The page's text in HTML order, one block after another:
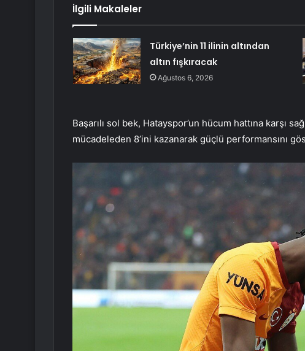
İlgili Makaleler
Türkiye’nin 11 ilinin altından
altın fışkıracak
Ağustos 6, 2026
Başarılı sol bek, Hatayspor’un hücum hattına karşı
mücadeleden 8’ini kazanarak güçlü performansını